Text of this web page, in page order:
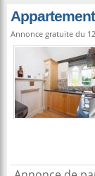
Annonce gratuite du